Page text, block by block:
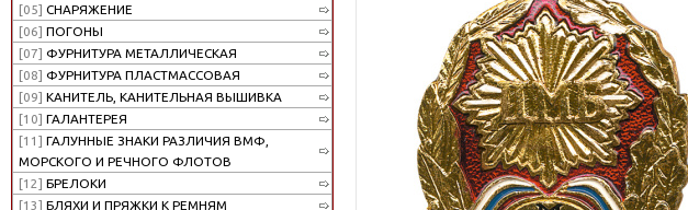
[05] СНАРЯЖЕНИЕ
[06] ПОГОНЫ
[07] ФУРНИТУРА МЕТАЛЛИЧЕСКАЯ
[08] ФУРНИТУРА ПЛАСТМАССОВАЯ
[09] КАНИТЕЛЬ, КАНИТЕЛЬНАЯ ВЫШИВКА
[10] ГАЛАНТЕРЕЯ
[11] ГАЛУННЫЕ ЗНАКИ РАЗЛИЧИЯ ВМФ,
МОРСКОГО И РЕЧНОГО ФЛОТОВ
[12] БРЕЛОКИ
[13] БЛЯХИ И ПРЯЖКИ К РЕМНЯМ